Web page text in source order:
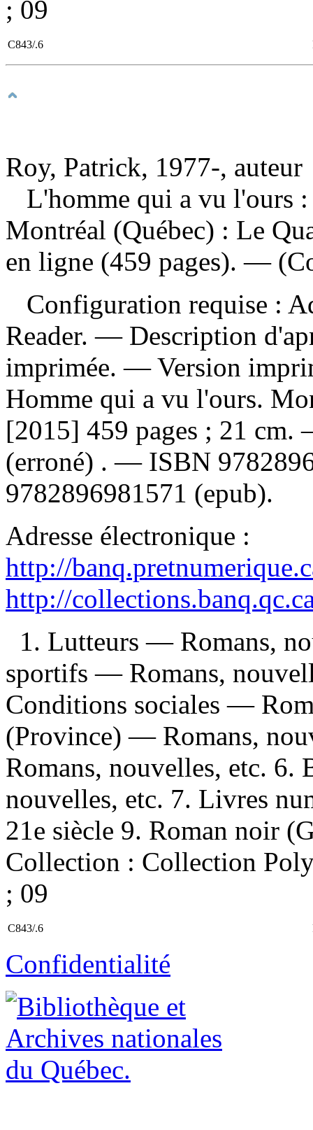
; 09
C843/.6
Roy, Patrick, 1977-, auteur
L'homme qui a vu l'ours
Montréal (Québec) : Le
en ligne (459 pages). —
Configuration requise :
Reader. — Description
imprimée. —Version
Homme qui a vu l'ours.
[2015] 459 pages ; 21
(erroné) . — ISBN
9782896981571 (epub).
Adresse électronique :
http://
http://
1. Lutteurs — Romans,
sportifs — Romans,
Conditions sociales —
(Province) — Romans,
Romans, nouvelles, etc.
nouvelles, etc. 7. Livres
21e siècle 9. Roman noir
Collection : Collection
; 09
C843/.6
Confidentialité